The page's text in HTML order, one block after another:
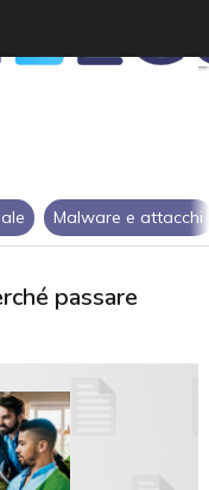
Malware e attacchi
passare